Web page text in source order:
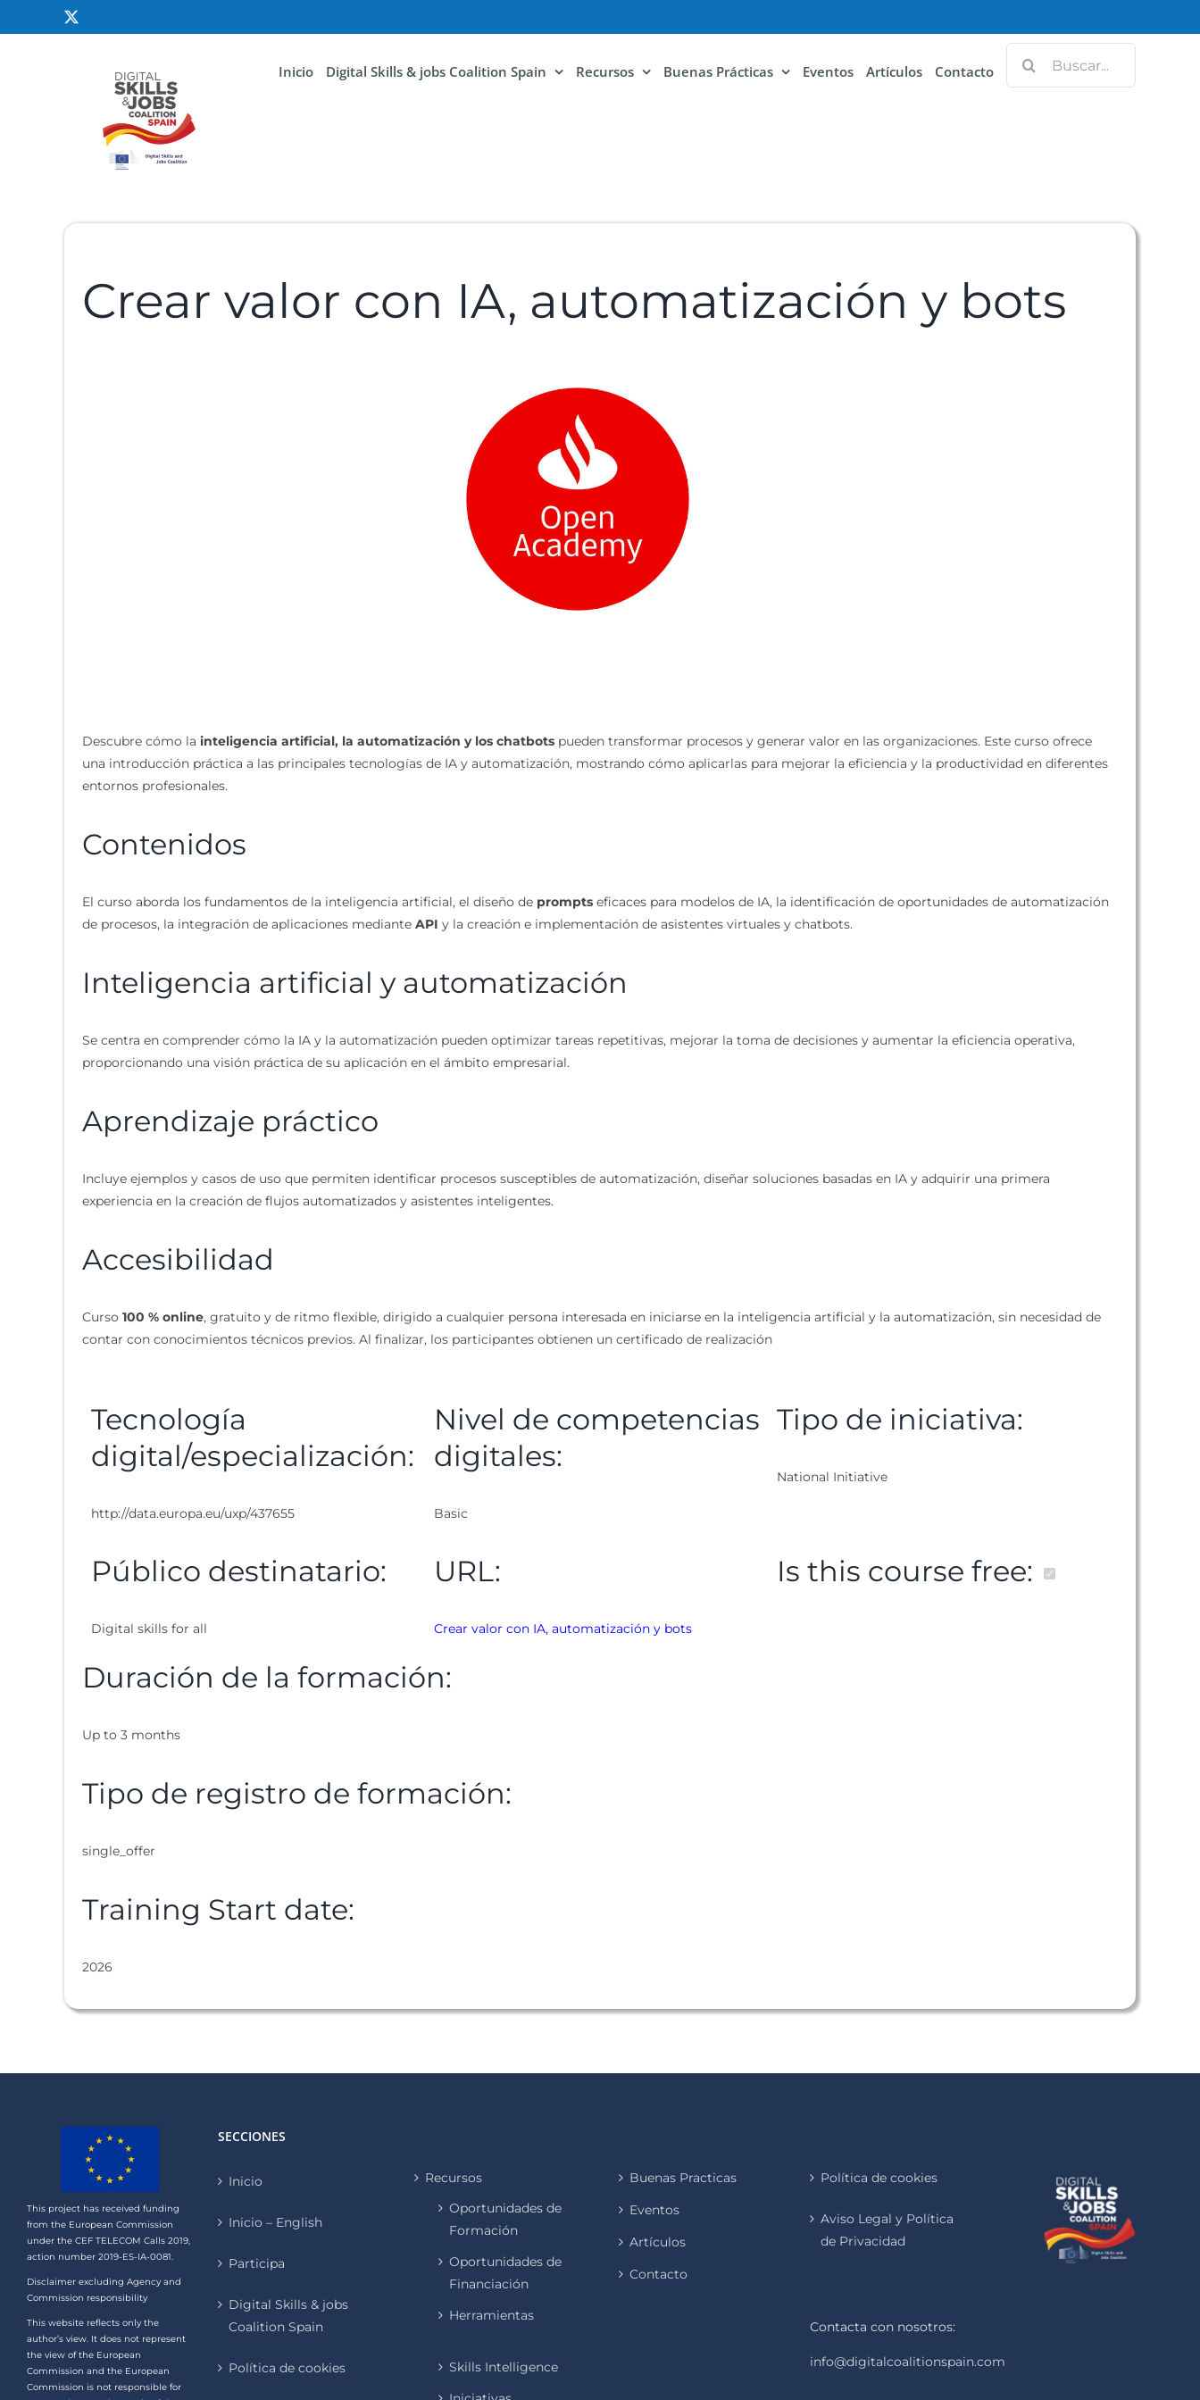
Inicio Digital Skills & jobs Coalition Spain Recursos Buenas Prácticas Eventos Artículos Contacto
Crear valor con IA, automatización y bots
Descubre cómo la inteligencia artificial, la automatización y los chatbotspueden transformar procesos y generar valor en las organizaciones. Este curso ofrece
una introducción práctica a las principales tecnologías de IA y automatización, mostrando cómo aplicarlas para mejorar la eficiencia y la productividad en diferentes
entornos profesionales.
Contenidos
El curso aborda los fundamentos de la inteligencia artificial, el diseño de promptseficaces para modelos de IA, la identificación de oportunidades de automatización
de procesos, la integración de aplicaciones mediante API y la creación e implementación de asistentes virtuales y chatbots.
Inteligencia artificial y automatización
Se centra en comprender cómo la IA y la automatización pueden optimizar tareas repetitivas, mejorar la toma de decisiones y aumentar la eficiencia operativa,
proporcionando una visión práctica de su aplicación en el ámbito empresarial.
Aprendizaje práctico
Incluye ejemplos y casos de uso que permiten identificar procesos susceptibles de automatización, diseñar soluciones basadas en IA y adquirir una primera
experiencia en la creación de flujos automatizados y asistentes inteligentes.
Accesibilidad
Curso 100 % online, gratuito y de ritmo flexible, dirigido a cualquier persona interesada en iniciarse en la inteligencia artificial y la automatización, sin necesidad de
contar con conocimientos técnicos previos. Al finalizar, los participantes obtienen un certificado de realización
Tecnología
digital/especialización:
http://data.europa.eu/uxp/437655
Nivel de competencias
digitales:
Basic
Tipo de iniciativa:
National Initiative
Público destinatario:
Digital skills for all
URL:
Crear valor con IA, automatización y bots
Is this course free:
Duración de la formación:
Up to 3 months
Tipo de registro de formación:
single_offer
Training Start date:
2026
This project has received funding
from the European Commission
under the CEF TELECOM Calls 2019,
action number 2019-ES-IA-0081.
Disclaimer excluding Agency and
Commission responsibility
This website reflects only the
author’s view. It does not represent
the view of the European
Commission and the European
Commission is not responsible for
SECCIONES
Inicio
Inicio – English
Participa
Digital Skills & jobs
Coalition Spain
Política de cookies
Recursos
Oportunidades de
Formación
Oportunidades de
Financiación
Herramientas
Skills Intelligence
Buenas Practicas
Eventos
Artículos
Contacto
Política de cookies
Aviso Legal y Política
de Privacidad
Contacta con nosotros:
info@digitalcoalitionspain.com